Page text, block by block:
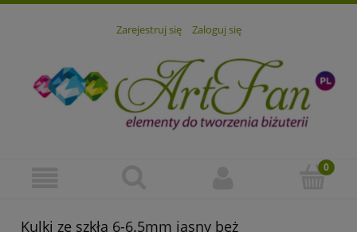
Zarejestruj się Zaloguj się
Kulki ze szkła 6-6.5mm jasny beż